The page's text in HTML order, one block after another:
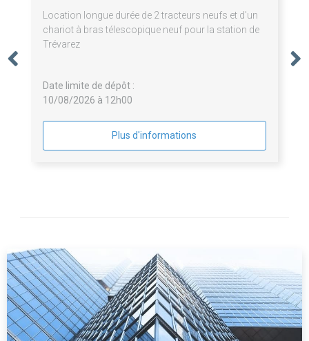
Location longue durée de 2 tracteurs neufs et d'un
chariot à bras télescopique neuf pour la station de
Trévarez
Date limite de dépôt :
10/08/2026 à 12h00
Plus d'informations